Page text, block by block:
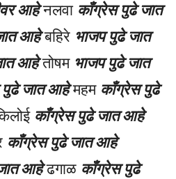
आहेनलवा काँग्रेस पुढे जात
आहेबहिरे भाजप पुढे जात
आहेतोषम भाजप पुढे जात
पुढे जात आहेमहम काँग्रेस पुढे
काँग्रेस पुढे जात आहे
काँग्रेस पुढे जात आहे
आहेढगाळ काँग्रेस पुढे